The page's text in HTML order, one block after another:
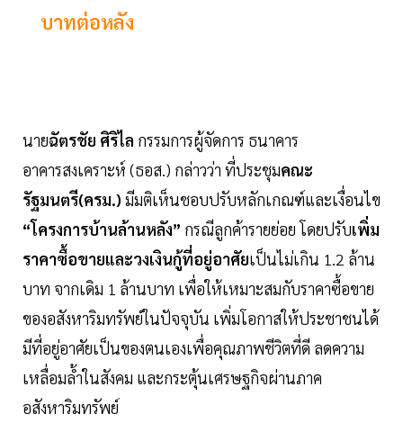
บาทต่อหลัง
นายฉัตรชัย ศิริไล กรรมการผู้จัดการ ธนาคาร
อาคารสงเคราะห์ (ธอส.) กล่าวว่า ที่ประชุมคณะ
รัฐมนตรี(ครม.) มีมติเห็นชอบปรับหลักเกณฑ์และเงื่อนไข
“โครงการบ้านล้านหลัง” กรณีลูกค้ารายย่อย โดยปรับเพิ่ม
ราคาซื้อขายและวงเงินกู้ที่อยู่อาศัยเป็นไม่เกิน 1.2 ล้าน
บาท จากเดิม 1 ล้านบาท เพื่อให้เหมาะสมกับราคาซื้อขาย
ของอสังหาริมทรัพย์ในปัจจุบัน เพิ่มโอกาสให้ประชาชนได้
มีที่อยู่อาศัยเป็นของตนเองเพื่อคุณภาพชีวิตที่ดี ลดความ
เหลื่อมล้ำในสังคม และกระตุ้นเศรษฐกิจผ่านภาค
อสังหาริมทรัพย์